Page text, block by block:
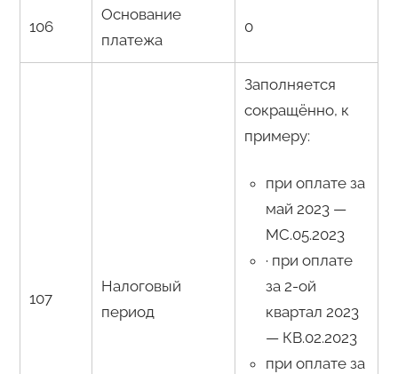
106
Основание
платежа
0
107
Налоговый
период
Заполняется
сокращённо, к
примеру:
при оплате за
май 2023 —
МС.05.2023
· при оплате
за 2-ой
квартал 2023
— КВ.02.2023
при оплате за